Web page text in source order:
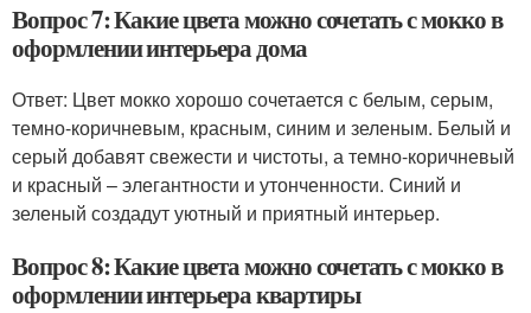
Вопрос 7: Какие цвета можно сочетать с мокко в
оформлении интерьера дома
Ответ: Цвет мокко хорошо сочетается с белым, серым,
темно-коричневым, красным, синим и зеленым. Белый и
серый добавят свежести и чистоты, а темно-коричневый
и красный – элегантности и утонченности. Синий и
зеленый создадут уютный и приятный интерьер.
Вопрос 8: Какие цвета можно сочетать с мокко в
оформлении интерьера квартиры